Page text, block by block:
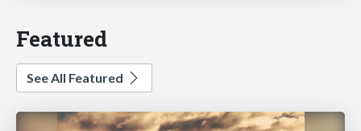
Featured
See All Featured